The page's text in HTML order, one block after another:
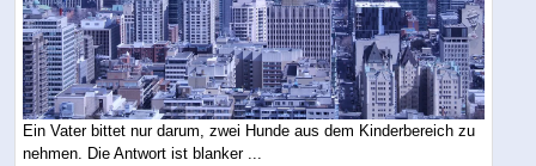
Ein Vater bittet nur darum, zwei Hunde aus dem Kinderbereich zu
nehmen. Die Antwort ist blanker ...